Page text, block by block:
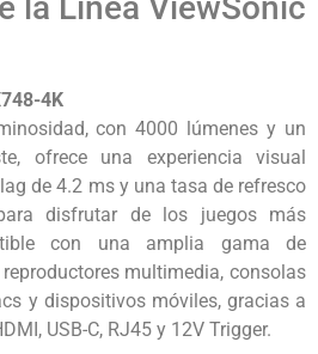
la Línea ViewSonic
4K
con 4000 lúmenes y un
ofrece una experiencia visual
de 4.2 ms y una tasa de refresco
disfrutar de los juegos más
con una amplia gama de
multimedia, consolas
y dispositivos móviles, gracias a
USB-C, RJ45 y 12V Trigger.